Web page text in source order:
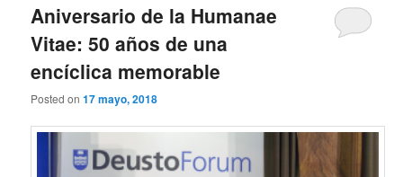
Aniversario de la Humanae
Vitae: 50 años de una
encíclica memorable
Posted on17 mayo, 2018